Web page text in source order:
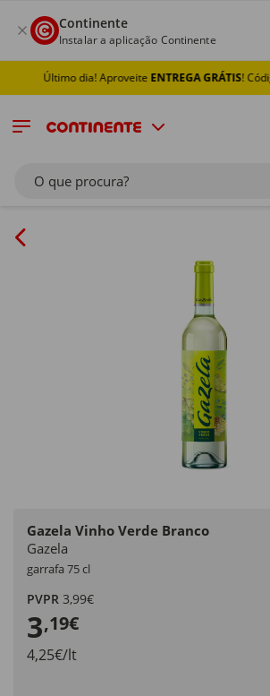
Continente
Instalar a aplicação Continente
Último dia! AproveiteENTREGA GRÁTIS!
O que procura?
Gazela Vinho Verde Branco
Gazela
garrafa 75 cl
PVPR 3,99€
3,19€
4,25€/lt